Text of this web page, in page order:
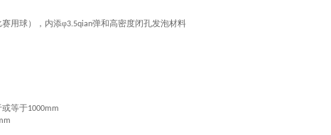
赛用球），内添φ3.5qian弹和高密度闭孔发泡材料
或等于1000mm